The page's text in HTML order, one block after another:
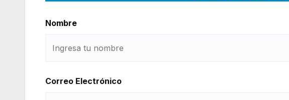
Nombre
Correo Electrónico